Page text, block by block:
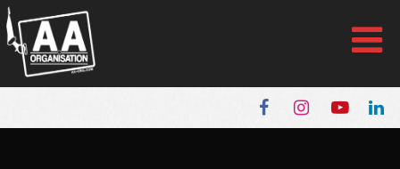
Panneau de gestion des cookies